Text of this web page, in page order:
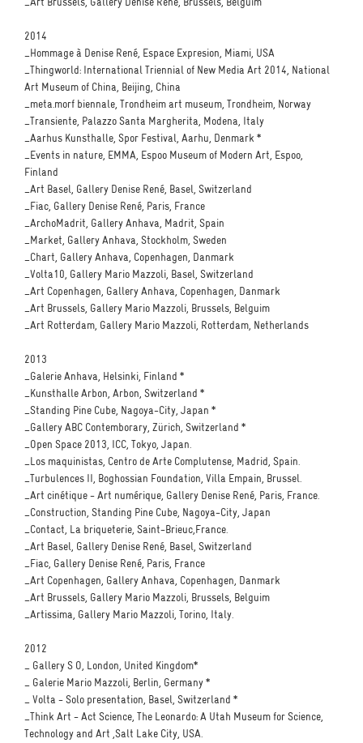
_Art Brussels, Gallery Denise René, Brussels, Belguim
2014
_Hommage à Denise René, Espace Expresion, Miami, USA
_Thingworld: International Triennial of New Media Art 2014, National
Art Museum of China, Beijing, China
_meta.morf biennale, Trondheim art museum, Trondheim, Norway
_Transiente, Palazzo Santa Margherita, Modena, Italy
_Aarhus Kunsthalle, Spor Festival, Aarhu, Denmark *
_Events in nature, EMMA, Espoo Museum of Modern Art, Espoo,
Finland
_Art Basel, Gallery Denise René, Basel, Switzerland
_Fiac, Gallery Denise René, Paris, France
_ArchoMadrit, Gallery Anhava, Madrit, Spain
_Market, Gallery Anhava, Stockholm, Sweden
_Chart, Gallery Anhava, Copenhagen, Danmark
_Volta10, Gallery Mario Mazzoli, Basel, Switzerland
_Art Copenhagen, Gallery Anhava, Copenhagen, Danmark
_Art Brussels, Gallery Mario Mazzoli, Brussels, Belguim
_Art Rotterdam, Gallery Mario Mazzoli, Rotterdam, Netherlands
2013
_Galerie Anhava, Helsinki, Finland *
_Kunsthalle Arbon, Arbon, Switzerland *
_Standing Pine Cube, Nagoya-City, Japan *
_Gallery ABC Contemborary, Zürich, Switzerland *
_Open Space 2013, ICC, Tokyo, Japan.
_Los maquinistas, Centro de Arte Complutense, Madrid, Spain.
_Turbulences II, Boghossian Foundation, Villa Empain, Brussel.
_Art cinétique - Art numérique, Gallery Denise René, Paris, France.
_Construction, Standing Pine Cube, Nagoya-City, Japan
_Contact, La briqueterie, Saint-Brieuc,France.
_Art Basel, Gallery Denise René, Basel, Switzerland
_Fiac, Gallery Denise René, Paris, France
_Art Copenhagen, Gallery Anhava, Copenhagen, Danmark
_Art Brussels, Gallery Mario Mazzoli, Brussels, Belguim
_Artissima, Gallery Mario Mazzoli, Torino, Italy.
2012
_ Gallery S O, London, United Kingdom*
_ Galerie Mario Mazzoli, Berlin, Germany *
_ Volta - Solo presentation, Basel, Switzerland *
_Think Art - Act Science, The Leonardo: A Utah Museum for Science,
Technology and Art ,Salt Lake City, USA.